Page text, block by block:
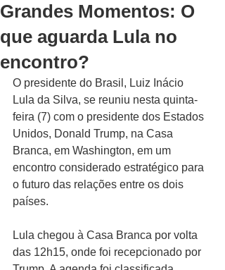
Grandes Momentos: O
que aguarda Lula no
encontro?
O presidente do Brasil, Luiz Inácio
Lula da Silva, se reuniu nesta quinta-
feira (7) com o presidente dos Estados
Unidos, Donald Trump, na Casa
Branca, em Washington, em um
encontro considerado estratégico para
o futuro das relações entre os dois
países.
Lula chegou à Casa Branca por volta
das 12h15, onde foi recepcionado por